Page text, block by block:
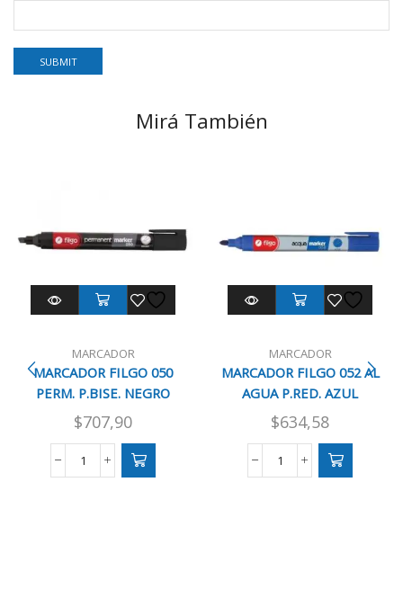
Mirá También
MARCADOR
MARCADOR FILGO 050
PERM. P.BISE. NEGRO
$707,90
MARCADOR
MARCADOR
MARCADOR FILGO 052 AL
AGUA P.RED. AZUL
$634,58
MARCADOR